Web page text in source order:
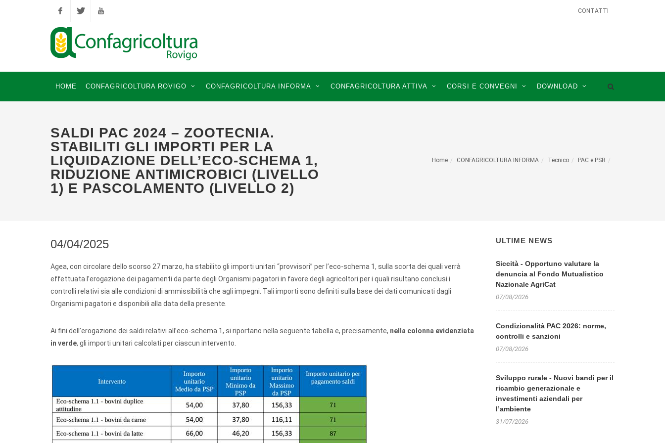
FacebookTwitter YouTube
CONTATTI
HOME CONFAGRICOLTURA ROVIGO CONFAGRICOLTURA INFORMA CONFAGRICOLTURA ATTIVA CORSI E CONVEGNI DOWNLOAD
SALDI PAC 2024 – ZOOTECNIA.
STABILITI GLI IMPORTI PER LA
LIQUIDAZIONE DELL’ECO-SCHEMA 1,
RIDUZIONE ANTIMICROBICI (LIVELLO
1) E PASCOLAMENTO (LIVELLO 2)
Home CONFAGRICOLTURA INFORMA Tecnico PAC e PSR
04/04/2025
Agea, con circolare dello scorso 27 marzo, ha stabilito gli importi unitari “provvisori” per l’eco-schema 1, sulla scorta dei quali verrà
effettuata l’erogazione dei pagamenti da parte degli Organismi pagatori in favore degli agricoltori per i quali risultano conclusi i
controlli relativi sia alle condizioni di ammissibilità che agli impegni. Tali importi sono definiti sulla base dei dati comunicati dagli
Organismi pagatori e disponibili alla data della presente.
Ai fini dell’erogazione dei saldi relativi all’eco-schema 1, si riportano nella seguente tabella e, precisamente, nella colonna evidenziata
in verde, gli importi unitari calcolati per ciascun intervento.
ULTIME NEWS
Siccità - Opportuno valutare la
denuncia al Fondo Mutualistico
Nazionale AgriCat
07/08/2026
Condizionalità PAC 2026: norme,
controlli e sanzioni
07/08/2026
Sviluppo rurale - Nuovi bandi per il
ricambio generazionale e
investimenti aziendali per
l’ambiente
31/07/2026